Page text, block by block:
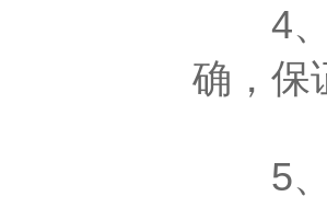
4、
确，保
5、